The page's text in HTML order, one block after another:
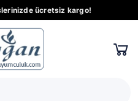
ücretsiz kargo!